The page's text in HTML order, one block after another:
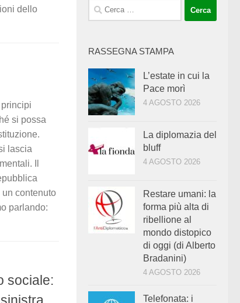
dello
si possa
lascia
Il
contenuto
parlando:
sociale:
Ricerca
per:
RASSEGNA STAMPA
L’estate in cui la
Pace morì
4 AGOSTO 2026
La diplomazia del
bluff
4 AGOSTO 2026
Restare umani: la
forma più alta di
ribellione al
mondo distopico
di oggi (di Alberto
Bradanini)
4 AGOSTO 2026
Telefonata: i